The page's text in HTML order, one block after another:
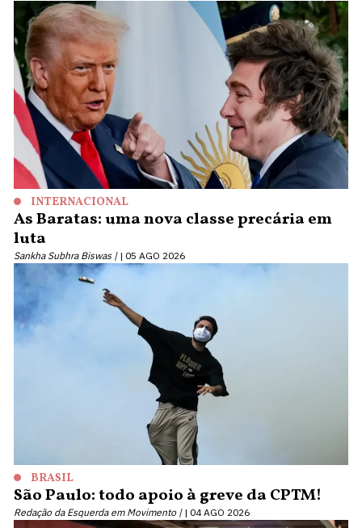
INTERNACIONAL
As Baratas: uma nova classe precária em
luta
Sankha Subhra Biswas | 05 AGO 2026
BRASIL
São Paulo: todo apoio à greve da CPTM!
Redação da Esquerda em Movimento | 04 AGO 2026